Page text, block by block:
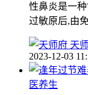
性鼻炎是一
过敏原后,由
天
2023-12-03
医养生